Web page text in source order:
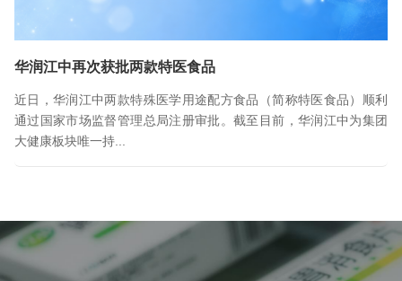
华润江中再次获批两款特医食品
近日，华润江中两款特殊医学用途配方食品（简称特医食品）顺利
通过国家市场监督管理总局注册审批。截至目前，华润江中为集团
大健康板块唯一持...